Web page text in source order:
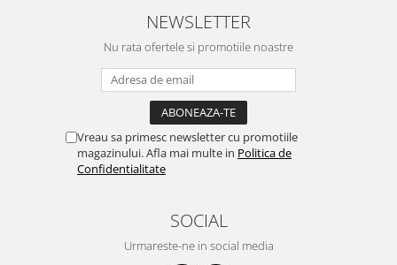
NEWSLETTER
Nu rata ofertele si promotiile noastre
Vreau sa primesc newsletter cu promotiile
magazinului. Afla mai multe in Politica de
Confidentialitate
SOCIAL
Urmareste-ne in social media